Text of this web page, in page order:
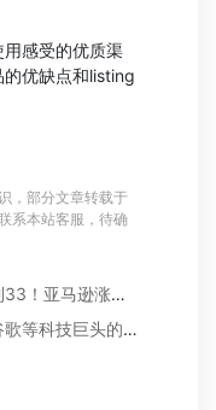
感受的优质渠
优缺点和listing
，部分文章转载于
系本站客服，待确
上一篇：觉醒时代！海运价格涨到33！亚马逊涨价有这么难吗？
下一篇：欧洲将取消对亚马逊、谷歌等科技巨头的数字服务税